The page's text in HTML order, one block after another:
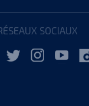
SOCIAUX